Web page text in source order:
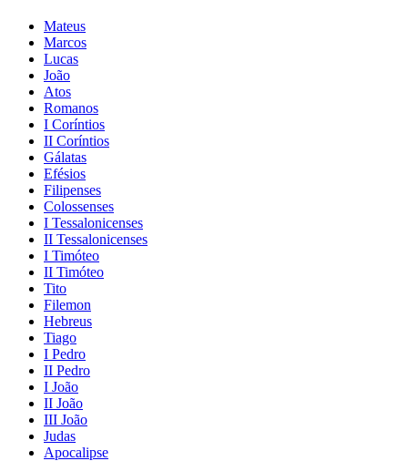
Mateus
Marcos
Lucas
João
Atos
Romanos
I Coríntios
II Coríntios
Gálatas
Efésios
Filipenses
Colossenses
I Tessalonicenses
II Tessalonicenses
I Timóteo
II Timóteo
Tito
Filemon
Hebreus
Tiago
I Pedro
II Pedro
I João
II João
III João
Judas
Apocalipse